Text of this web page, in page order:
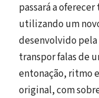
passará a
utilizando um
desenvolvido
transpor falas de
entonação, ritmo
original, com